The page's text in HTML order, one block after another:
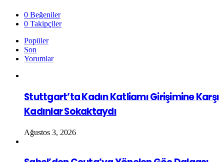
0 Beğeniler
0 Takipçiler
Popüler
Son
Yorumlar
Stuttgart’ta Kadın Katliamı Girişimine Karşı
Kadınlar Sokaktaydı
Ağustos 3, 2026